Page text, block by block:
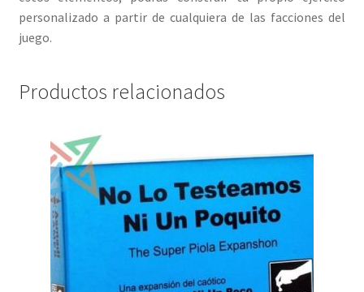
personalizado a partir de cualquiera de las facciones del
juego.
Productos relacionados